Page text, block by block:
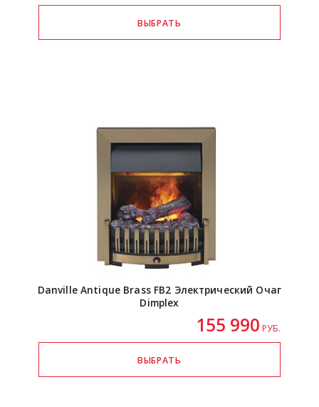
Danville Antique Brass FB2 Электрический Очаг
Dimplex
155 990 РУБ.